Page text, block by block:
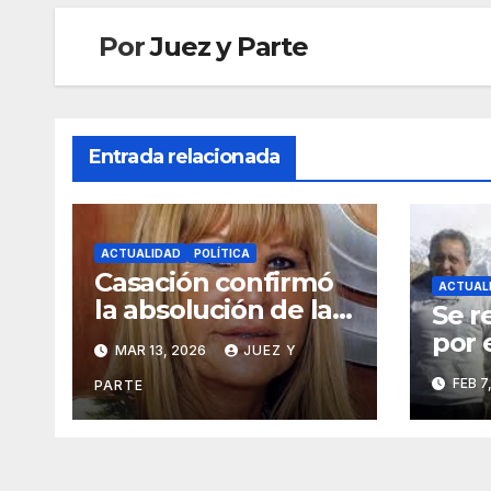
PorJuez y Parte
Entrada relacionada
ACTUALIDAD POLÍTICA
Casación confirmó
la absolución de la
ex diputada Aída
Ayala en una causa
por presunta
corrupción
MAR 13, 2026 JUEZ Y
PARTE
Se
por
de
FEB